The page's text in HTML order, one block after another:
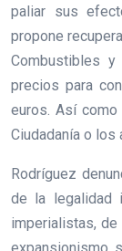
paliar sus
propone
Combustibles
precios para
euros. Así
Ciudadanía o los
Rodríguez
de la legalidad
imperialistas,